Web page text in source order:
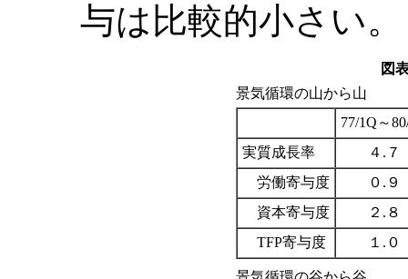
与は比較的小さい。
図
景気循環の山から山
77/1Q～
実質成長率
４.７
労働寄与度
０.９
資本寄与度
２.８
TFP寄与度
１.０